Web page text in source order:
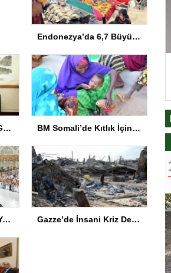
Endonezya’da 6,7 Büyüklüğünde Deprem
Çin ve Nepal İlişkileri Güçleniyor BM Somali’de Kıtlık İçin 10 Milyon Dolar Ayırdı
Kabe’nin İpek Örtüsü Yenilendi Gazze’de İnsani Kriz Derinleşiyor